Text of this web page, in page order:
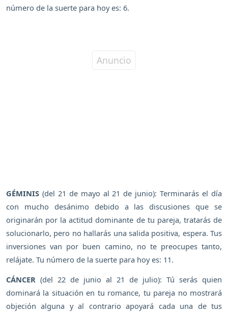
número de la suerte para hoy es: 6.
GÉMINIS (del 21 de mayo al 21 de junio): Terminarás el día
con mucho desánimo debido a las discusiones que se
originarán por la actitud dominante de tu pareja, tratarás de
solucionarlo, pero no hallarás una salida positiva, espera. Tus
inversiones van por buen camino, no te preocupes tanto,
relájate. Tu número de la suerte para hoy es: 11.
CÁNCER (del 22 de junio al 21 de julio): Tú serás quien
dominará la situación en tu romance, tu pareja no mostrará
objeción alguna y al contrario apoyará cada una de tus